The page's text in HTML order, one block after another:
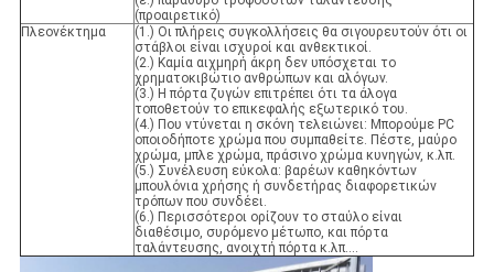
(προαιρετικό)
Πλεονέκτημα
(1.) Οι πλήρεις συγκολλήσεις θα σιγουρευτούν ότι οι
στάβλοι είναι ισχυροί και ανθεκτικοί.
(2.) Καμία αιχμηρή άκρη δεν υπόσχεται το
χρηματοκιβώτιο ανθρώπων και αλόγων.
(3.) Η πόρτα ζυγών επιτρέπει ότι τα άλογα
τοποθετούν το επικεφαλής εξωτερικό του.
(4.) Που ντύνεται η σκόνη τελειώνει: Μπορούμε PC
οποιοδήποτε χρώμα που συμπαθείτε. Πέστε, μαύρο
χρώμα, μπλε χρώμα, πράσινο χρώμα κυνηγών, κ.λπ.
(5.) Συνέλευση εύκολα: βαρέων καθηκόντων
μπουλόνια χρήσης ή συνδετήρας διαφορετικών
τρόπων που συνδέει.
(6.) Περισσότεροι ορίζουν το σταύλο είναι
διαθέσιμο, συρόμενο μέτωπο, και πόρτα
ταλάντευσης, ανοιχτή πόρτα κ.λπ….